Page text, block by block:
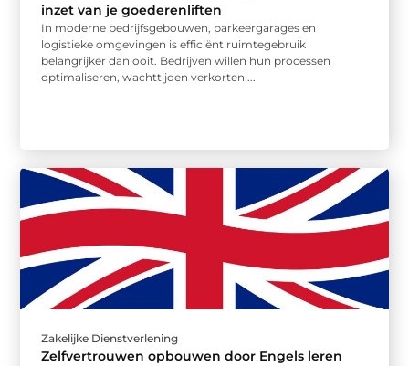
inzet van je goederenliften
In moderne bedrijfsgebouwen, parkeergarages en
logistieke omgevingen is efficiënt ruimtegebruik
belangrijker dan ooit. Bedrijven willen hun processen
optimaliseren, wachttijden verkorten ...
Zakelijke Dienstverlening
Zelfvertrouwen opbouwen door Engels leren